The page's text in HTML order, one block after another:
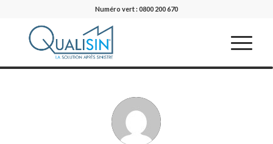
Numéro vert : 0800 200 670